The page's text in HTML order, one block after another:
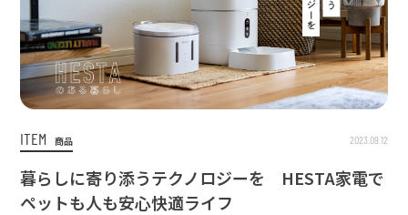
ITEM 商品 2023.09.12
暮らしに寄り添うテクノロジーを HESTA家電で
ペットも人も安心快適ライフ